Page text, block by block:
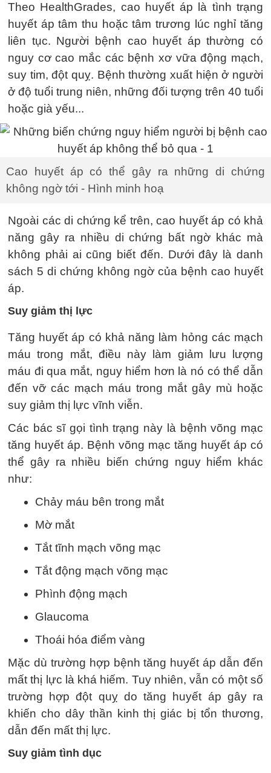
Theo HealthGrades, cao huyết áp là tình trạng
huyết áp tâm thu hoặc tâm trương lúc nghỉ tăng
liên tục. Người bệnh cao huyết áp thường có
nguy cơ cao mắc các bệnh xơ vữa động mạch,
suy tim, đột quỵ. Bệnh thường xuất hiện ở người
ở độ tuổi trung niên, những đối tượng trên 40 tuổi
hoặc già yếu...
Cao huyết áp có thể gây ra những di chứng
không ngờ tới - Hình minh hoạ
Ngoài các di chứng kể trên, cao huyết áp có khả
năng gây ra nhiều di chứng bất ngờ khác mà
không phải ai cũng biết đến. Dưới đây là danh
sách 5 di chứng không ngờ của bệnh cao huyết
áp.
Suy giảm thị lực
Tăng huyết áp có khả năng làm hỏng các mạch
máu trong mắt, điều này làm giảm lưu lượng
máu đi qua mắt, nguy hiểm hơn là nó có thể dẫn
đến vỡ các mạch máu trong mắt gây mù hoặc
suy giảm thị lực vĩnh viễn.
Các bác sĩ gọi tình trạng này là bệnh võng mạc
tăng huyết áp. Bệnh võng mạc tăng huyết áp có
thể gây ra nhiều biến chứng nguy hiểm khác
như:
Chảy máu bên trong mắt
Mờ mắt
Tắt tĩnh mạch võng mạc
Tắt động mạch võng mạc
Phình động mạch
Glaucoma
Thoái hóa điểm vàng
Mặc dù trường hợp bệnh tăng huyết áp dẫn đến
mất thị lực là khá hiếm. Tuy nhiên, vẫn có một số
trường hợp đột quỵ do tăng huyết áp gây ra
khiến cho dây thần kinh thị giác bị tổn thương,
dẫn đến mất thị lực.
Suy giảm tình dục